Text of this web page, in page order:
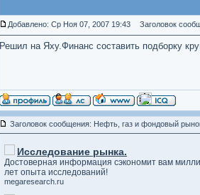
Добавлено: Ср Ноя 07, 2007 19:43 Заголовок
Решил на Яху.Финанс составить подборку
Заголовок сообщения: Нефть, газ и фондовый
Исследование рынка.
Достоверная информация сэкономит вам
лет опыта исследований!
megaresearch.ru